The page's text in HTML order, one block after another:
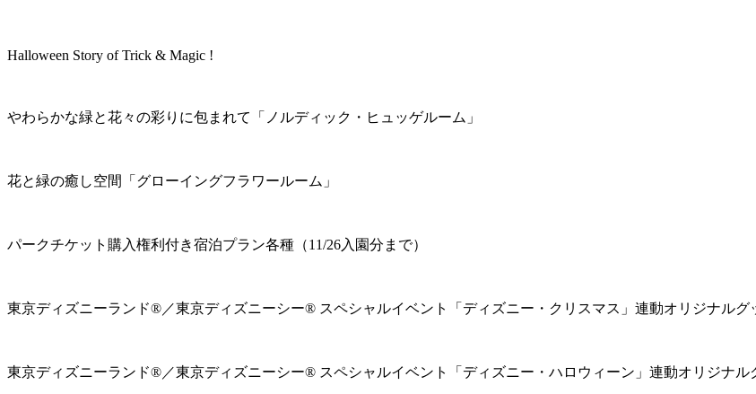
Halloween Story of Trick & Magic !
やわらかな緑と花々の彩りに包まれて「ノルディック・ヒュッゲルーム」
花と緑の癒し空間「グローイングフラワールーム」
パークチケット購入権利付き宿泊プラン各種（11/26入園分まで）
東京ディズニーランド®／東京ディズニーシー® スペシャルイベント「ディズニー・クリスマス」連動オリジナルグ
東京ディズニーランド®／東京ディズニーシー® スペシャルイベント「ディズニー・ハロウィーン」連動オリジナル